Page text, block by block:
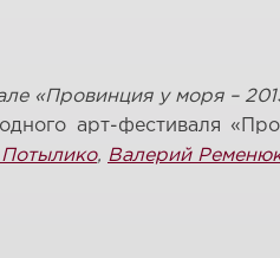
«Провинция у моря –
арт-фестиваля
, Валерий